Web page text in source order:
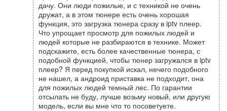
дачу. Они люди пожилые, и с техникой не очень
дружат, а в этом тюнере есть очень хорошая
функция, это загрузка тюнера сразу в iptv плеер.
Что упрощает просмотр для пожилых людей и
людей которые не разбираются в технике. Может
подскажите, есть более качественные тюнера, с
подобной функцией, чтобы тюнер загружался в iptv
плеер? Я перед покупкой искал, нечего подобного
не нашел, а андроид приставка не подходит, она
для пожилых людей темный лес. По гарантии
отсылать не буду, лучше возьму новый, или другую
модель, если вы мне что то посоветуете.